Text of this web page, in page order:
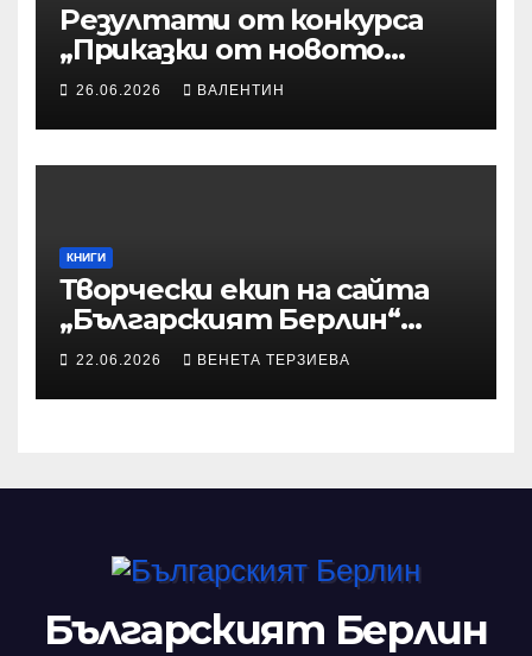
Резултати от конкурса
„Приказки от новото
време“
26.06.2026 ВАЛЕНТИН
КНИГИ
Творчески екип на сайта
„Българският Берлин“
участва с произведения в
алманах „Словото, което
оживява“
22.06.2026 ВЕНЕТА ТЕРЗИЕВА
Българският Берлин